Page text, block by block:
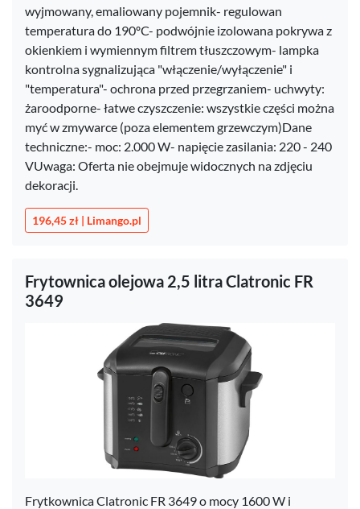
wyjmowany, emaliowany pojemnik- regulowan
temperatura do 190ºC- podwójnie izolowana pokrywa z
okienkiem i wymiennym filtrem tłuszczowym- lampka
kontrolna sygnalizująca "włączenie/wyłączenie" i
"temperatura"- ochrona przed przegrzaniem- uchwyty:
żaroodporne- łatwe czyszczenie: wszystkie części można
myć w zmywarce (poza elementem grzewczym)Dane
techniczne:- moc: 2.000 W- napięcie zasilania: 220 - 240
VUwaga: Oferta nie obejmuje widocznych na zdjęciu
dekoracji.
196,45 zł | Limango.pl
Frytownica olejowa 2,5 litra Clatronic FR
3649
Frytkownica Clatronic FR 3649 o mocy 1600 W i